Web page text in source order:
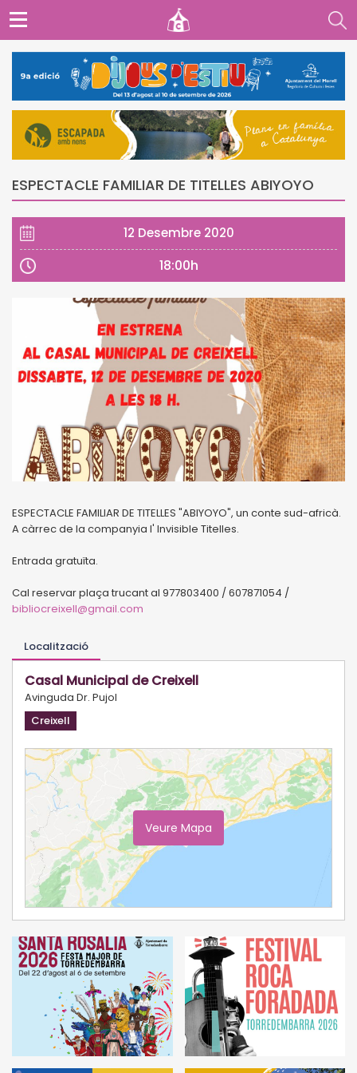
ESPECTACLE FAMILIAR DE TITELLES ABIYOYO
12 Desembre 2020
18:00h
ESPECTACLE FAMILIAR DE TITELLES "ABIYOYO", un conte sud-africà.
A càrrec de la companyia l' Invisible Titelles.
Entrada gratuïta.
Cal reservar plaça trucant al 977803400 / 607871054 /
bibliocreixell@gmail.com
Localització
Casal Municipal de Creixell
Avinguda Dr. Pujol
Creixell
Veure Mapa